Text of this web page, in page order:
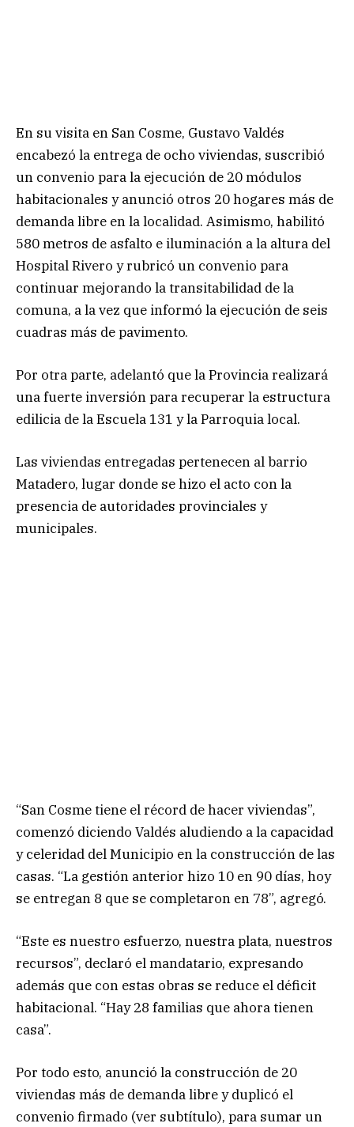
En su visita en San Cosme, Gustavo Valdés
encabezó la entrega de ocho viviendas, suscribió
un convenio para la ejecución de 20 módulos
habitacionales y anunció otros 20 hogares más de
demanda libre en la localidad. Asimismo, habilitó
580 metros de asfalto e iluminación a la altura del
Hospital Rivero y rubricó un convenio para
continuar mejorando la transitabilidad de la
comuna, a la vez que informó la ejecución de seis
cuadras más de pavimento.
Por otra parte, adelantó que la Provincia realizará
una fuerte inversión para recuperar la estructura
edilicia de la Escuela 131 y la Parroquia local.
Las viviendas entregadas pertenecen al barrio
Matadero, lugar donde se hizo el acto con la
presencia de autoridades provinciales y
municipales.
“San Cosme tiene el récord de hacer viviendas”,
comenzó diciendo Valdés aludiendo a la capacidad
y celeridad del Municipio en la construcción de las
casas. “La gestión anterior hizo 10 en 90 días, hoy
se entregan 8 que se completaron en 78”, agregó.
“Este es nuestro esfuerzo, nuestra plata, nuestros
recursos”, declaró el mandatario, expresando
además que con estas obras se reduce el déficit
habitacional. “Hay 28 familias que ahora tienen
casa”.
Por todo esto, anunció la construcción de 20
viviendas más de demanda libre y duplicó el
convenio firmado (ver subtítulo), para sumar un